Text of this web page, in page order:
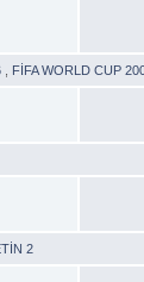
FİFA WORLD CUP
2